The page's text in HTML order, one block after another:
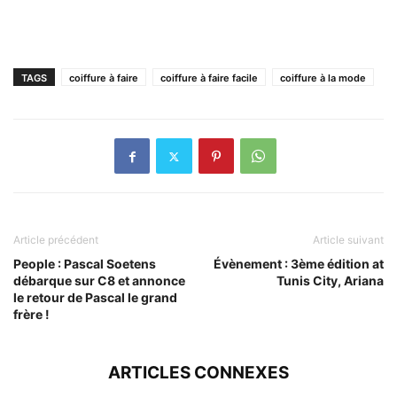
TAGS coiffure à faire coiffure à faire facile coiffure à la mode
Article précédent
People : Pascal Soetens
débarque sur C8 et annonce
le retour de Pascal le grand
frère !
Article suivant
Évènement : 3ème édition at
Tunis City, Ariana
ARTICLES CONNEXES